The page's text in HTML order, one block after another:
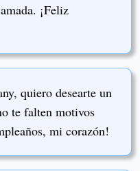
¡Feliz
quiero desearte un
te falten motivos
mi corazón!